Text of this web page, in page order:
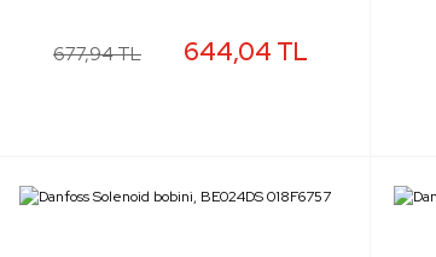
677,94 TL 644,04 TL